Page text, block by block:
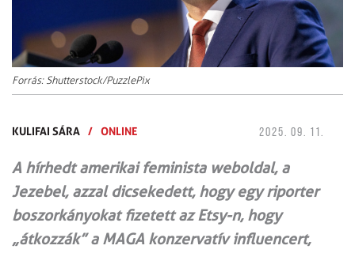
Forrás: Shutterstock/PuzzlePix
KULIFAI SÁRA / ONLINE 2025. 09. 11.
A hírhedt amerikai feminista weboldal, a
Jezebel, azzal dicsekedett, hogy egy riporter
boszorkányokat fizetett az Etsy-n, hogy
„átkozzák” a MAGA konzervatív influencert,